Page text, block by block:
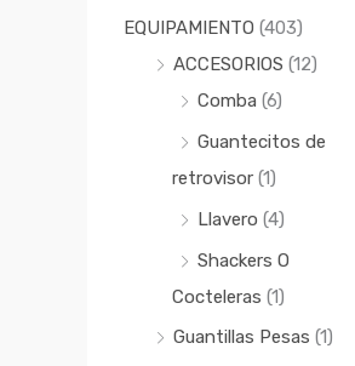
EQUIPAMIENTO (403)
ACCESORIOS (12)
Comba (6)
Guantecitos de
retrovisor (1)
Llavero (4)
Shackers O
Cocteleras (1)
Guantillas Pesas (1)